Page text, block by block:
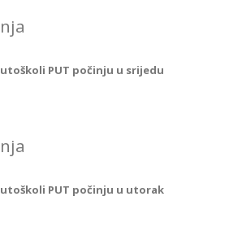
PUT počinju u srijedu
PUT počinju u utorak